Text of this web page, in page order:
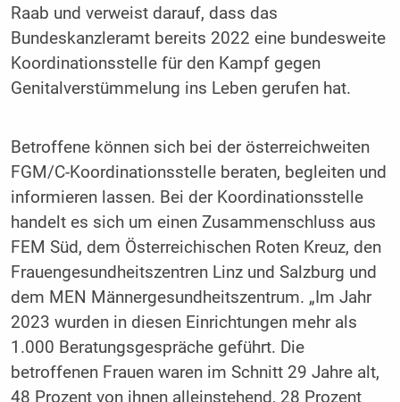
Raab und verweist darauf, dass das
Bundeskanzleramt bereits 2022 eine bundesweite
Koordinationsstelle für den Kampf gegen
Genitalverstümmelung ins Leben gerufen hat.
Betroffene können sich bei der österreichweiten
FGM/C-Koordinationsstelle beraten, begleiten und
informieren lassen. Bei der Koordinationsstelle
handelt es sich um einen Zusammenschluss aus
FEM Süd, dem Österreichischen Roten Kreuz, den
Frauengesundheitszentren Linz und Salzburg und
dem MEN Männergesundheitszentrum. „Im Jahr
2023 wurden in diesen Einrichtungen mehr als
1.000 Beratungsgespräche geführt. Die
betroffenen Frauen waren im Schnitt 29 Jahre alt,
48 Prozent von ihnen alleinstehend, 28 Prozent